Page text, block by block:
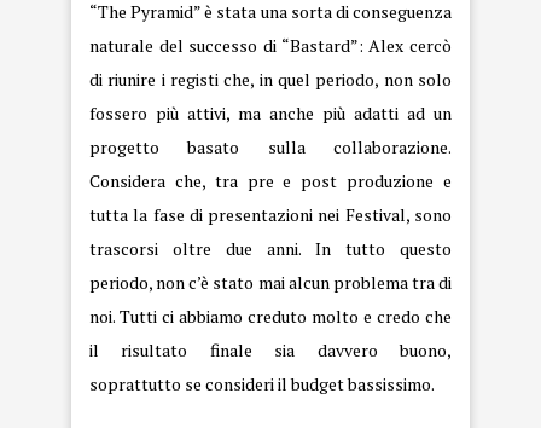
“The Pyramid” è stata una sorta di conseguenza
naturale del successo di “Bastard”: Alex cercò
di riunire i registi che, in quel periodo, non solo
fossero più attivi, ma anche più adatti ad un
progetto basato sulla collaborazione.
Considera che, tra pre e post produzione e
tutta la fase di presentazioni nei Festival, sono
trascorsi oltre due anni. In tutto questo
periodo, non c’è stato mai alcun problema tra di
noi. Tutti ci abbiamo creduto molto e credo che
il risultato finale sia davvero buono,
soprattutto se consideri il budget bassissimo.